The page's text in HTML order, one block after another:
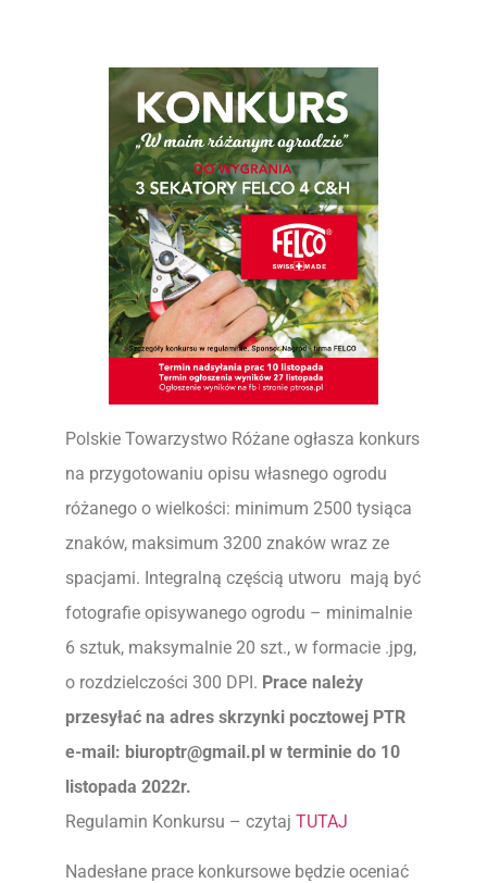
Polskie Towarzystwo Różane ogłasza konkurs
na przygotowaniu opisu własnego ogrodu
różanego o wielkości: minimum 2500 tysiąca
znaków, maksimum 3200 znaków wraz ze
spacjami. Integralną częścią utworu mają być
fotografie opisywanego ogrodu – minimalnie
6 sztuk, maksymalnie 20 szt., w formacie .jpg,
o rozdzielczości 300 DPI. Prace należy
przesyłać na adres skrzynki pocztowej PTR
e-mail: biuroptr@gmail.pl w terminie do 10
listopada 2022r.
Regulamin Konkursu – czytaj TUTAJ
Nadesłane prace konkursowe będzie oceniać